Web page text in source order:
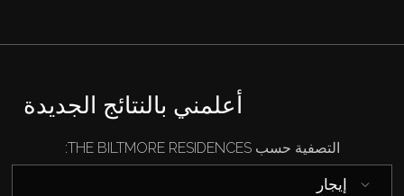
أعلمني بالنتائج الجديدة
التصفية حسب THE BILTMORE RESIDENCES:
إيجار